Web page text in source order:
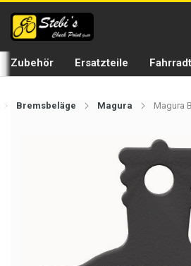
Zubehör Ersatzteile
Bremsbeläge Magura Magura